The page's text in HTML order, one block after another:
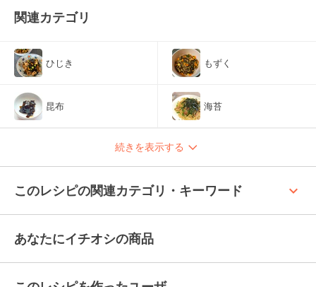
関連カテゴリ
ひじき もずく
昆布 海苔
続きを表示する
このレシピの関連カテゴリ・キーワード keyboard_arrow_up
あなたにイチオシの商品